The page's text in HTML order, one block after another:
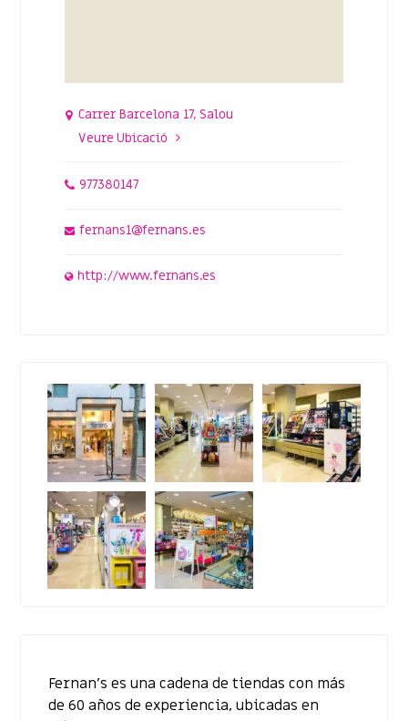
Fernan’s es una cadena de tiendas con más
de 60 años de experiencia, ubicadas en
Carrer Barcelona 17, Salou
Veure Ubicació
977380147
fernans1@fernans.es
http://www.fernans.es